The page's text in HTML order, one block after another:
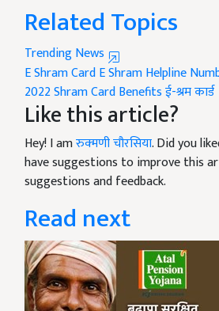
Related Topics
Trending News
E Shram CardE Shram Helpline
2022Shram Card Benefitsई-श्रम कार्ड
Like this article?
Hey! I amरुक्मणी चौरसिया. Did you
have suggestions to improve this
suggestions and feedback.
Read next